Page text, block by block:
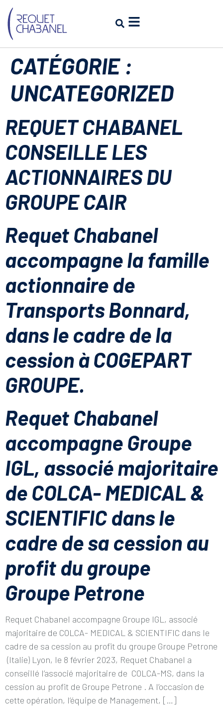
CATÉGORIE :
UNCATEGORIZED
REQUET CHABANEL
CONSEILLE LES
ACTIONNAIRES DU
GROUPE CAIR
Requet Chabanel
accompagne la famille
actionnaire de
Transports Bonnard,
dans le cadre de la
cession à COGEPART
GROUPE.
Requet Chabanel
accompagne Groupe
IGL, associé majoritaire
de COLCA- MEDICAL &
SCIENTIFIC dans le
cadre de sa cession au
profit du groupe
Groupe Petrone
Requet Chabanel accompagne Groupe IGL, associé
majoritaire de COLCA- MEDICAL & SCIENTIFIC dans le
cadre de sa cession au profit du groupe Groupe Petrone
(Italie) Lyon, le 8 février 2023, Requet Chabanel a
conseillé l’associé majoritaire de COLCA-MS, dans la
cession au profit de Groupe Petrone . A l’occasion de
cette opération, l’équipe de Management, […]